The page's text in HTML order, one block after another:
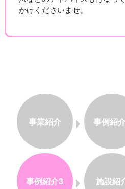
かけくださいませ。
事業紹介 事例紹
事例紹介3 施設紹